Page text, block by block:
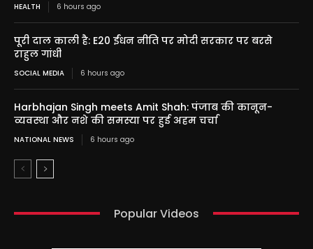
HEALTH 6 hours ago
पूरी दाल काली है: E20 ईंधन नीति पर मोदी सरकार पर बरसे
राहुल गांधी
SOCIAL MEDIA 6 hours ago
Harbhajan Singh meets Amit Shah: पंजाब की कानून-
व्यवस्था और नशे की समस्या पर हुई अहम चर्चा
NATIONAL NEWS 6 hours ago
Popular Videos